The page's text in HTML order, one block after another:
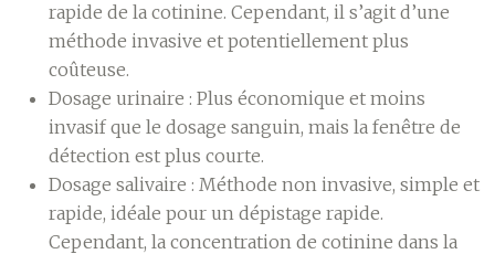
rapide de la cotinine. Cependant, il s’agit d’une
méthode invasive et potentiellement plus
coûteuse.
Dosage urinaire : Plus économique et moins
invasif que le dosage sanguin, mais la fenêtre de
détection est plus courte.
Dosage salivaire : Méthode non invasive, simple et
rapide, idéale pour un dépistage rapide.
Cependant, la concentration de cotinine dans la